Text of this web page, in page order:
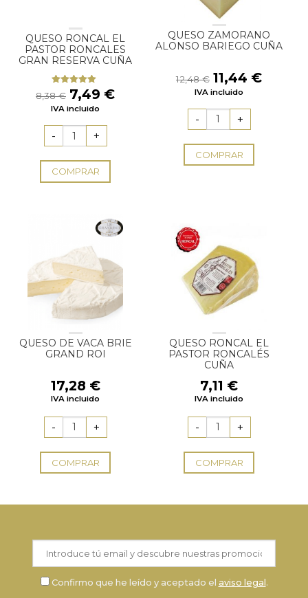
QUESO RONCAL EL
PASTOR RONCALES
GRAN RESERVA CUÑA
Valorado
con
5.00
de
5
8,38€ El
precio
era:
8,38 €.
7,49 €El
IVA incluido
COMPRAR
QUESO ZAMORANO
ALONSO BARIEGO CUÑA
12,48€ El
precio
era:
12,48 €.
11,44 €El
IVA incluido
COMPRAR
QUESO DE VACA BRIE
GRAND ROI
17,28 €
IVA incluido
COMPRAR
QUESO RONCAL EL
PASTOR RONCALÉS
CUÑA
7,11 €
IVA incluido
COMPRAR
Confirmo que he leído y aceptado el aviso legal.